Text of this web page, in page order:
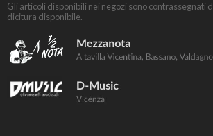
Gli articoli disponibili nei negozi sono contrassegnati
dicitura disponibile.